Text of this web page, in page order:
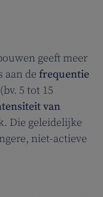
geeft meer
aan de frequentie
(bv. 5 tot 15
van
Die geleidelijke
niet-actieve